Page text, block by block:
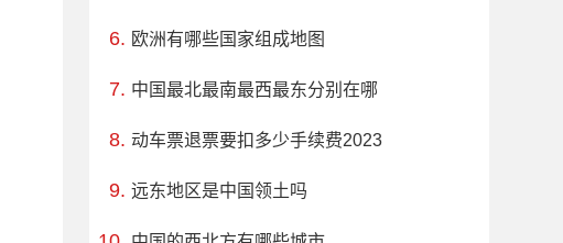
欧洲有哪些国家组成地图
中国最北最南最西最东分别在哪
动车票退票要扣多少手续费2023
远东地区是中国领土吗